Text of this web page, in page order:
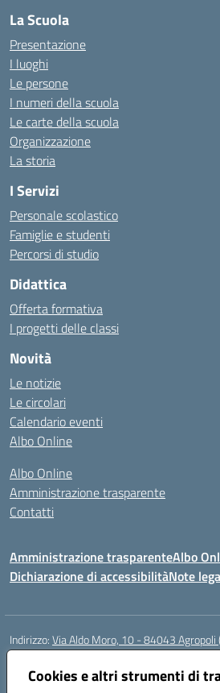
Cookies e altri strumenti di
La Scuola
Presentazione
I luoghi
Le persone
I numeri della scuola
Le carte della scuola
Organizzazione
La storia
I Servizi
Personale scolastico
Famiglie e studenti
Percorsi di studio
Didattica
Offerta formativa
I progetti delle classi
Novità
Le notizie
Le circolari
Calendario eventi
Albo Online
Albo Online
Amministrazione trasparente
Contatti
Amministrazione trasparenteAlbo
Dichiarazione di accessibilitàNote
Indirizzo:Via Aldo Moro, 10 - 84043 Agropoli
Centralino:
Posta elettronica certificata (PEC):